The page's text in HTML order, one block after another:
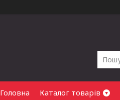
Головна Каталог товарів